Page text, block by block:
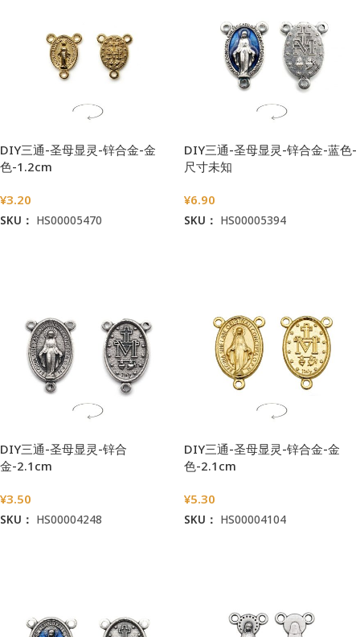
DIY三通-圣母显灵-锌合金-金
色-1.2cm
¥3.20
SKU： HS00005470
DIY三通-圣母显灵-锌合金-蓝色-
尺寸未知
¥6.90
SKU： HS00005394
DIY三通-圣母显灵-锌合
金-2.1cm
¥3.50
SKU： HS00004248
DIY三通-圣母显灵-锌合金-金
色-2.1cm
¥5.30
SKU： HS00004104